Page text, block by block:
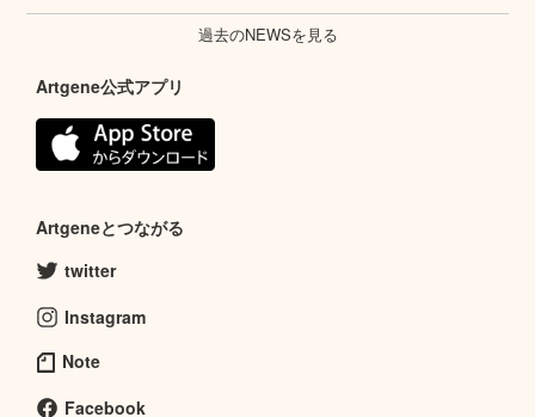
過去のNEWSを見る
Artgene公式アプリ
Artgeneとつながる
twitter
Instagram
Note
Facebook